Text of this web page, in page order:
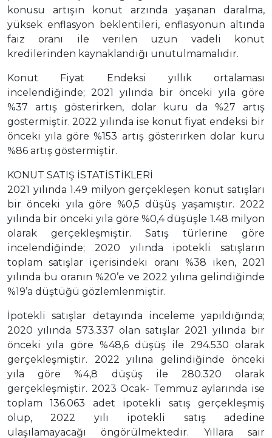
konusu artışın konut arzında yaşanan daralma,
yüksek enflasyon beklentileri, enflasyonun altında
faiz oranı ile verilen uzun vadeli konut
kredilerinden kaynaklandığı unutulmamalıdır.
Konut Fiyat Endeksi yıllık ortalaması
incelendiğinde; 2021 yılında bir önceki yıla göre
%37 artış gösterirken, dolar kuru da %27 artış
göstermiştir. 2022 yılında ise konut fiyat endeksi bir
önceki yıla göre %153 artış gösterirken dolar kuru
%86 artış göstermiştir.
KONUT SATIŞ İSTATİSTİKLERİ
2021 yılında 1.49 milyon gerçekleşen konut satışları
bir önceki yıla göre %0,5 düşüş yaşamıştır. 2022
yılında bir önceki yıla göre %0,4 düşüşle 1.48 milyon
olarak gerçekleşmiştir. Satış türlerine göre
incelendiğinde; 2020 yılında ipotekli satışların
toplam satışlar içerisindeki oranı %38 iken, 2021
yılında bu oranın %20’e ve 2022 yılına gelindiğinde
%19’a düştüğü gözlemlenmiştir.
İpotekli satışlar detayında inceleme yapıldığında;
2020 yılında 573.337 olan satışlar 2021 yılında bir
önceki yıla göre %48,6 düşüş ile 294.530 olarak
gerçekleşmiştir. 2022 yılına gelindiğinde önceki
yıla göre %4,8 düşüş ile 280.320 olarak
gerçekleşmiştir. 2023 Ocak- Temmuz aylarında ise
toplam 136.063 adet ipotekli satış gerçekleşmiş
olup, 2022 yılı ipotekli satış adedine
ulaşılamayacağı öngörülmektedir. Yıllara sair